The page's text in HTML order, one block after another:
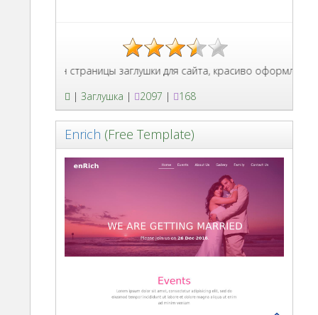
Шаблон страницы заглушки для сайта, красиво оформлена, с
| Заглушка | 2097 | 168
Enrich (Free Template)